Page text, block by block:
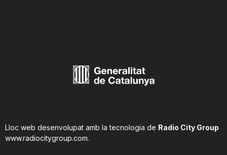
Lloc web desenvolupat amb la tecnologia de Radio City Group
www.radiocitygroup.com.